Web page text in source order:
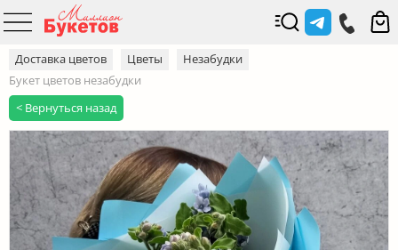
Доставка цветов Цветы
Незабудки
Букет цветов незабудки
< Вернуться назад